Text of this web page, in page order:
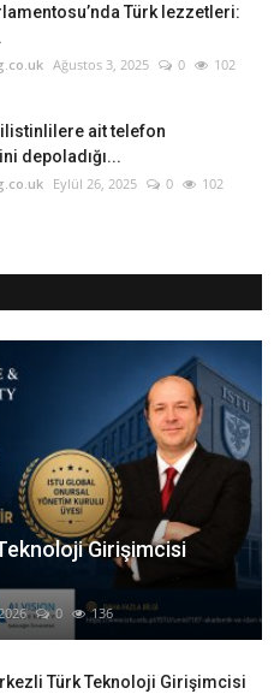
Türk lezzetleri:
Ağustos 3, 2025 0 102
ait telefon
depoladığı...
Eylül 26, 2025 0 102
Girişimcisi
0 136
Türk Teknoloji Girişimcisi